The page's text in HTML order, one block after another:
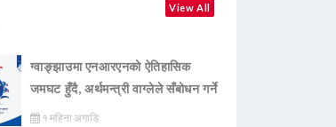
View All
ग्वाङ्झाउमा एनआरएनको ऐतिहासिक
जमघट हुँदै, अर्थमन्त्री वाग्लेले सँबोधन गर्ने
१ महिना अगाडि